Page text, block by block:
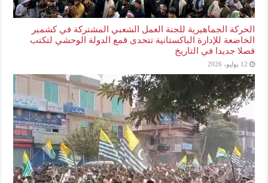
الحركة الجماهيرية للجنة العمل الشعبي المشتركة في كشمير
الخاضعة للإدارة الباكستانية تتحدى قمع الدولة الوحشي لتكتب
فصلا جديدا في التاريخ
12 يوليو، 2026